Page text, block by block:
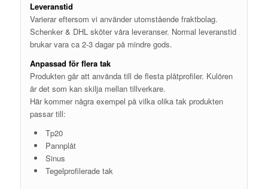
Leveranstid
Varierar eftersom vi använder utomstående fraktbolag.
Schenker & DHL sköter våra leveranser. Normal leveranstid
brukar vara ca 2-3 dagar på mindre gods.
Anpassad för flera tak
Produkten går att använda till de flesta plåtprofiler. Kulören
är det som kan skilja mellan tillverkare.
Här kommer några exempel på vilka olika tak produkten
passar till:
Tp20
Pannplåt
Sinus
Tegelprofilerade tak